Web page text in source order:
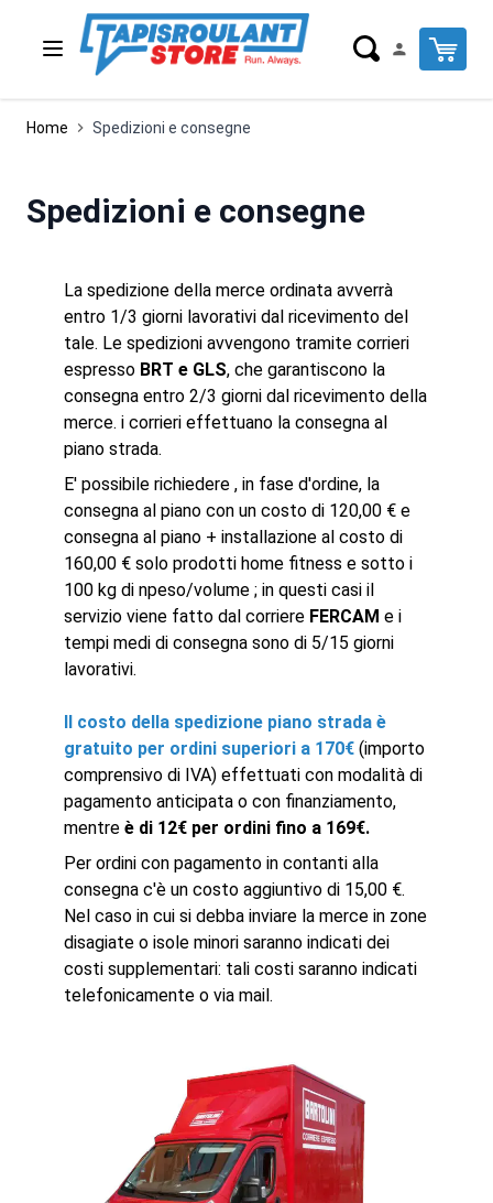
Salta al contenuto
Cart
Home Spedizioni e consegne
Spedizioni e consegne
La spedizione della merce ordinata avverrà
entro 1/3 giorni lavorativi dal ricevimento del
tale. Le spedizioni avvengono tramite corrieri
espresso BRT e GLS, che garantiscono la
consegna entro 2/3 giorni dal ricevimento della
merce. i corrieri effettuano la consegna al
piano strada.
E' possibile richiedere , in fase d'ordine, la
consegna al piano con un costo di 120,00 € e
consegna al piano + installazione al costo di
160,00 € solo prodotti home fitness e sotto i
100 kg di npeso/volume ; in questi casi il
servizio viene fatto dal corriere FERCAM e i
tempi medi di consegna sono di 5/15 giorni
lavorativi.
Il costo della spedizione piano strada è
gratuito per ordini superiori a 170€ (importo
comprensivo di IVA) effettuati con modalità di
pagamento anticipata o con finanziamento,
mentre è di 12€ per ordini fino a 169€.
Per ordini con pagamento in contanti alla
consegna c'è un costo aggiuntivo di 15,00 €.
Nel caso in cui si debba inviare la merce in zone
disagiate o isole minori saranno indicati dei
costi supplementari: tali costi saranno indicati
telefonicamente o via mail.